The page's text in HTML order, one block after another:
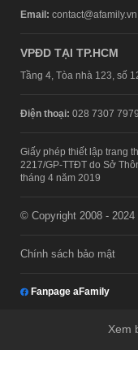
Email: contact@afamily.vn |
VPĐD TẠI TP.HCM
Tầng 4, Tòa nhà 123, số
Điện thoại: 028 7307 7979
Giấy phép thiết lập trang
2217/GP-TTĐT do Sở
tháng 4 năm 2019
© Copyright 2008 -
Chính sách bảo mật
Fanpage aFamily
Xem